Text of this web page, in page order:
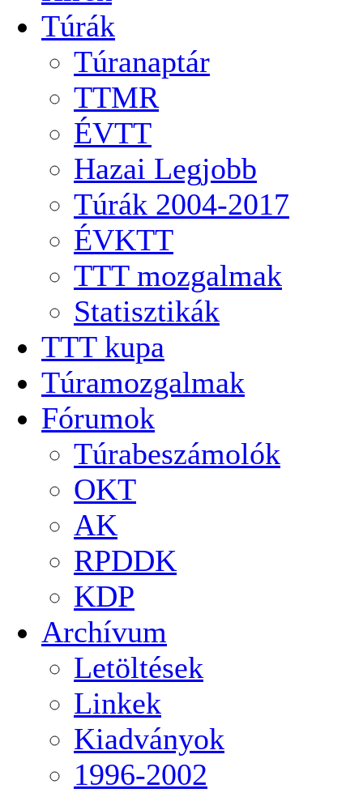
Túrák
Túranaptár
TTMR
ÉVTT
Hazai Legjobb
Túrák 2004-2017
ÉVKTT
TTT mozgalmak
Statisztikák
TTT kupa
Túramozgalmak
Fórumok
Túrabeszámolók
OKT
AK
RPDDK
KDP
Archívum
Letöltések
Linkek
Kiadványok
1996-2002